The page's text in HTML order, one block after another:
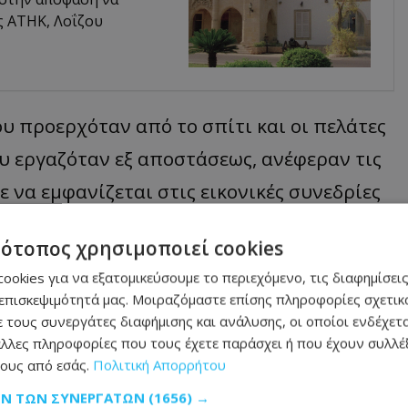
ΑΤΗΚ, Λοΐζου
προερχόταν από το σπίτι και οι πελάτες
εργαζόταν εξ αποστάσεως, ανέφεραν τις
να εμφανίζεται στις εικονικές συνεδρίες
,δήλωσε τότε ότιη οικονομία, τα κλειστά
σε εποχή πανδημίαςκορωνοϊού,
σπίτι.
πρώτου βαθμού δολοφονίας με
χρησιμοποιεί cookies
για να εξατομικεύσουμε το περιεχόμενο, τις
μας. Μοιραζόμαστε επίσης πληροφορίες
συνεργάτες διαφήμισης και ανάλυσης, οι οποίοι
πληροφορίες που τους έχετε παράσχει ή που έχουν
από εσάς. Πολιτική Απορρήτου
ΤΩΝ ΣΥΝΕΡΓΑΤΏΝ (1656) →